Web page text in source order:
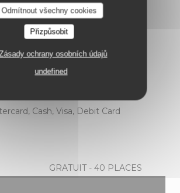
Odmítnout všechny cookies
Přizpůsobit
ochrany osobních údajů
undefined
Cash, Visa, Debit Card
GRATUIT - 40 PLACES